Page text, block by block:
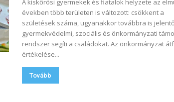
A kiskőrösi gyermekek és fiatalok helyzete az
években több területen is változott: csökkent a
születések száma, ugyanakkor továbbra is
gyermekvédelmi, szociális és önkormányzati
rendszer segíti a családokat. Az önkormányzat
értékelése...
Tovább